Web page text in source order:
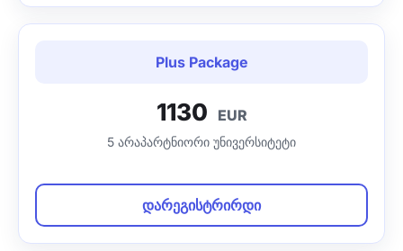
Plus Package
1130 EUR
5 არაპარტნიორი უნივერსიტეტი
დარეგისტრირდი